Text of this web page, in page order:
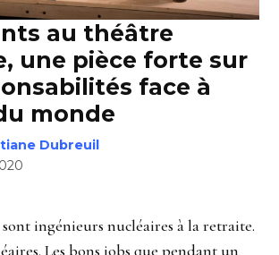
au théâtre
une pièce forte sur
face à
monde
Dubreuil
ingénieurs nucléaires à la retraite.
Les bons jobs que pendant un